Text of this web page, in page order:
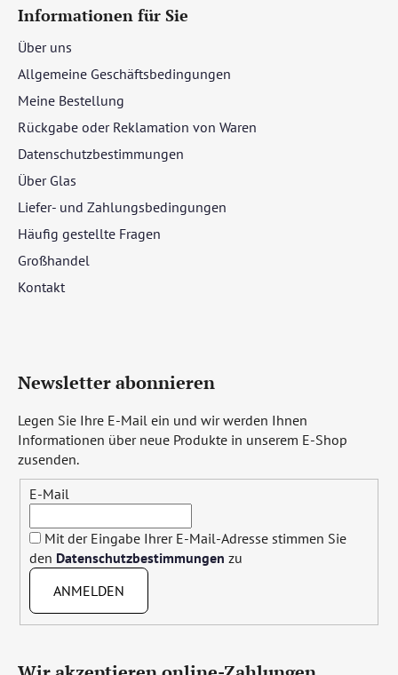
Informationen für Sie
Über uns
Allgemeine Geschäftsbedingungen
Meine Bestellung
Rückgabe oder Reklamation von Waren
Datenschutzbestimmungen
Über Glas
Liefer- und Zahlungsbedingungen
Häufig gestellte Fragen
Großhandel
Kontakt
Newsletter abonnieren
Legen Sie Ihre E-Mail ein und wir werden Ihnen
Informationen über neue Produkte in unserem E-Shop
zusenden.
E-Mail
Mit der Eingabe Ihrer E-Mail-Adresse stimmen Sie
den Datenschutzbestimmungen zu
ANMELDEN